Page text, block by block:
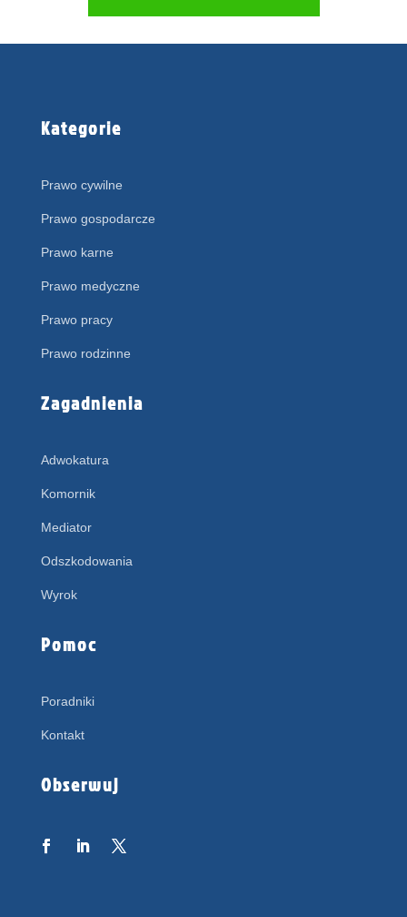
Kategorie
Prawo cywilne
Prawo gospodarcze
Prawo karne
Prawo medyczne
Prawo pracy
Prawo rodzinne
Zagadnienia
Adwokatura
Komornik
Mediator
Odszkodowania
Wyrok
Pomoc
Poradniki
Kontakt
Obserwuj